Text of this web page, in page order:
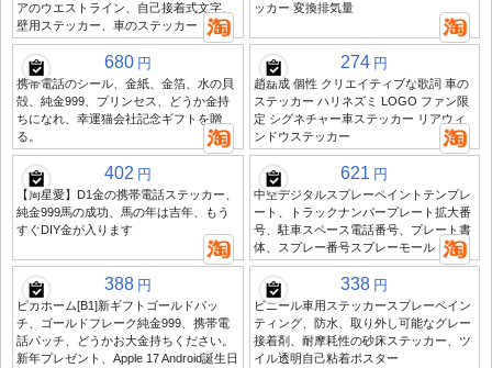
アのウエストライン、自己接着式文字、
壁用ステッカー、車のステッカー
ッカー 変換排気量
680 円
携帯電話のシール、金紙、金箔、水の貝
殻、純金999、プリンセス、どうか金持
ちになれ、幸運猫会社記念ギフトを贈
る。
274 円
趙磊成 個性 クリエイティブな歌詞 車の
ステッカー ハリネズミ LOGO ファン限
定 シグネチャー車ステッカー リアウィ
ンドウステッカー
402 円
【周星愛】D1金の携帯電話ステッカー、
純金999馬の成功、馬の年は吉年、もう
すぐDIY金が入ります
621 円
中空デジタルスプレーペイントテンプレ
ート、トラックナンバープレート拡大番
号、駐車スペース電話番号、プレート書
体、スプレー番号スプレーモールド
388 円
ピカホーム[B1]新ギフトゴールドパッ
チ、ゴールドフレーク純金999、携帯電
話パッチ、どうかお大金持ちください。
新年プレゼント、Apple 17 Android誕生日
338 円
ビニール車用ステッカースプレーペイン
ティング、防水、取り外し可能なグレー
接着剤、耐摩耗性の砂床ステッカー、ツ
イル透明自己粘着ポスター